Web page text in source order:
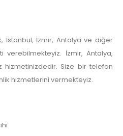
İstanbul, İzmir, Antalya ve diğer
verebilmekteyiz. İzmir, Antalya,
hizmetinizdedir. Size bir telefon
hizmetlerini vermekteyiz.